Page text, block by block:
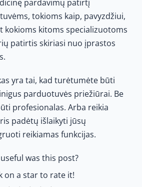
pardavimų patirtį
tokioms kaip, pavyzdžiui,
kokioms kitoms specializuotoms
patirtis skiriasi nuo įprastos
yra tai, kad turėtumėte būti
parduotuvės priežiūrai. Be
profesionalas. Arba reikia
padėtų išlaikyti jūsų
reikiamas funkcijas.
was this post?
on a star to rate it!